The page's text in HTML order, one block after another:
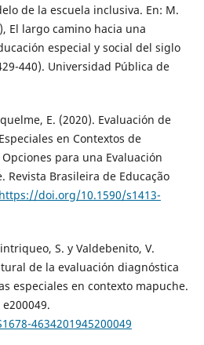
de la escuela inclusiva. En: M.
El largo camino hacia una
especial y social del siglo
440). Universidad Pública de
E. (2020). Evaluación de
en Contextos de
para una Evaluación
Brasileira de Educação
https://doi.org/10.1590/s1413-
S. y Valdebenito, V.
de la evaluación diagnóstica
especiales en contexto mapuche.
4634201945200049